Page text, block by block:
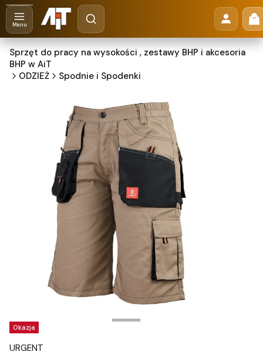
Otwórz wyszukiwarkę
Szukaj
Sprzęt do pracy na wysokości , zestawy BHP i akcesoria
BHP w AiT
ODZIEŻ
Spodnie i Spodenki
Tagi produktu
Okazja
URGENT
Menu